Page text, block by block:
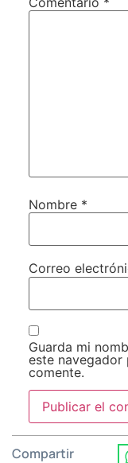
Nombre *
Correo
Guarda mi
este navegador
comente.
Compartir